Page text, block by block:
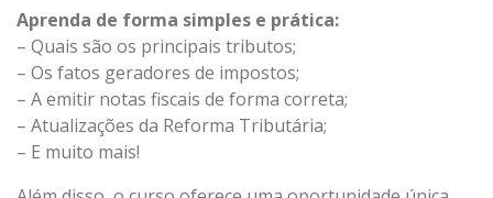
Aprenda de forma simples e prática:
– Quais são os principais tributos;
– Os fatos geradores de impostos;
– A emitir notas fiscais de forma correta;
– Atualizações da Reforma Tributária;
– E muito mais!